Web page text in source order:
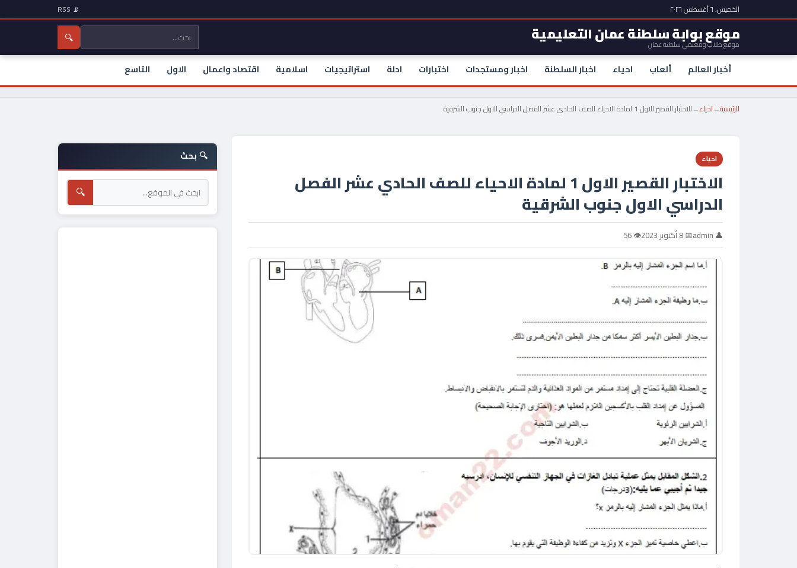
الخميس، ٦ أغسطس ٢٠٢٦ 📡 RSS
موقع بوابة سلطنة عمان التعليمية
موقع طلاب ومعلمي سلطنة عمان
🔍
أخبار العالم ألعاب احياء اخبار السلطنة اخبار ومستجدات اختبارات ادلة استراتيجيات اسلامية اقتصاد واعمال الاول التاسع
الرئيسية←احياء←الاختبار القصير الاول 1 لمادة الاحياء للصف الحادي عشر الفصل الدراسي الاول جنوب الشرقية
احياء
الاختبار القصير الاول 1 لمادة الاحياء للصف الحادي عشر الفصل
الدراسي الاول جنوب الشرقية
👤 admin 📅 8 أكتوبر 2023 👁 56
🔍 بحث
🔍